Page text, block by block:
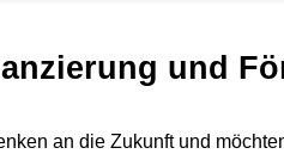
und
an die Zukunft und